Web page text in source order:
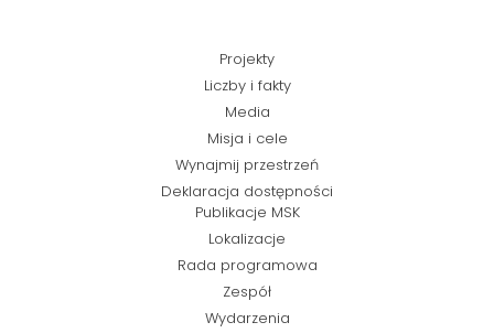
Projekty
Liczby i fakty
Media
Misja i cele
Wynajmij przestrzeń
Deklaracja dostępności
Publikacje MSK
Lokalizacje
Rada programowa
Zespół
Wydarzenia